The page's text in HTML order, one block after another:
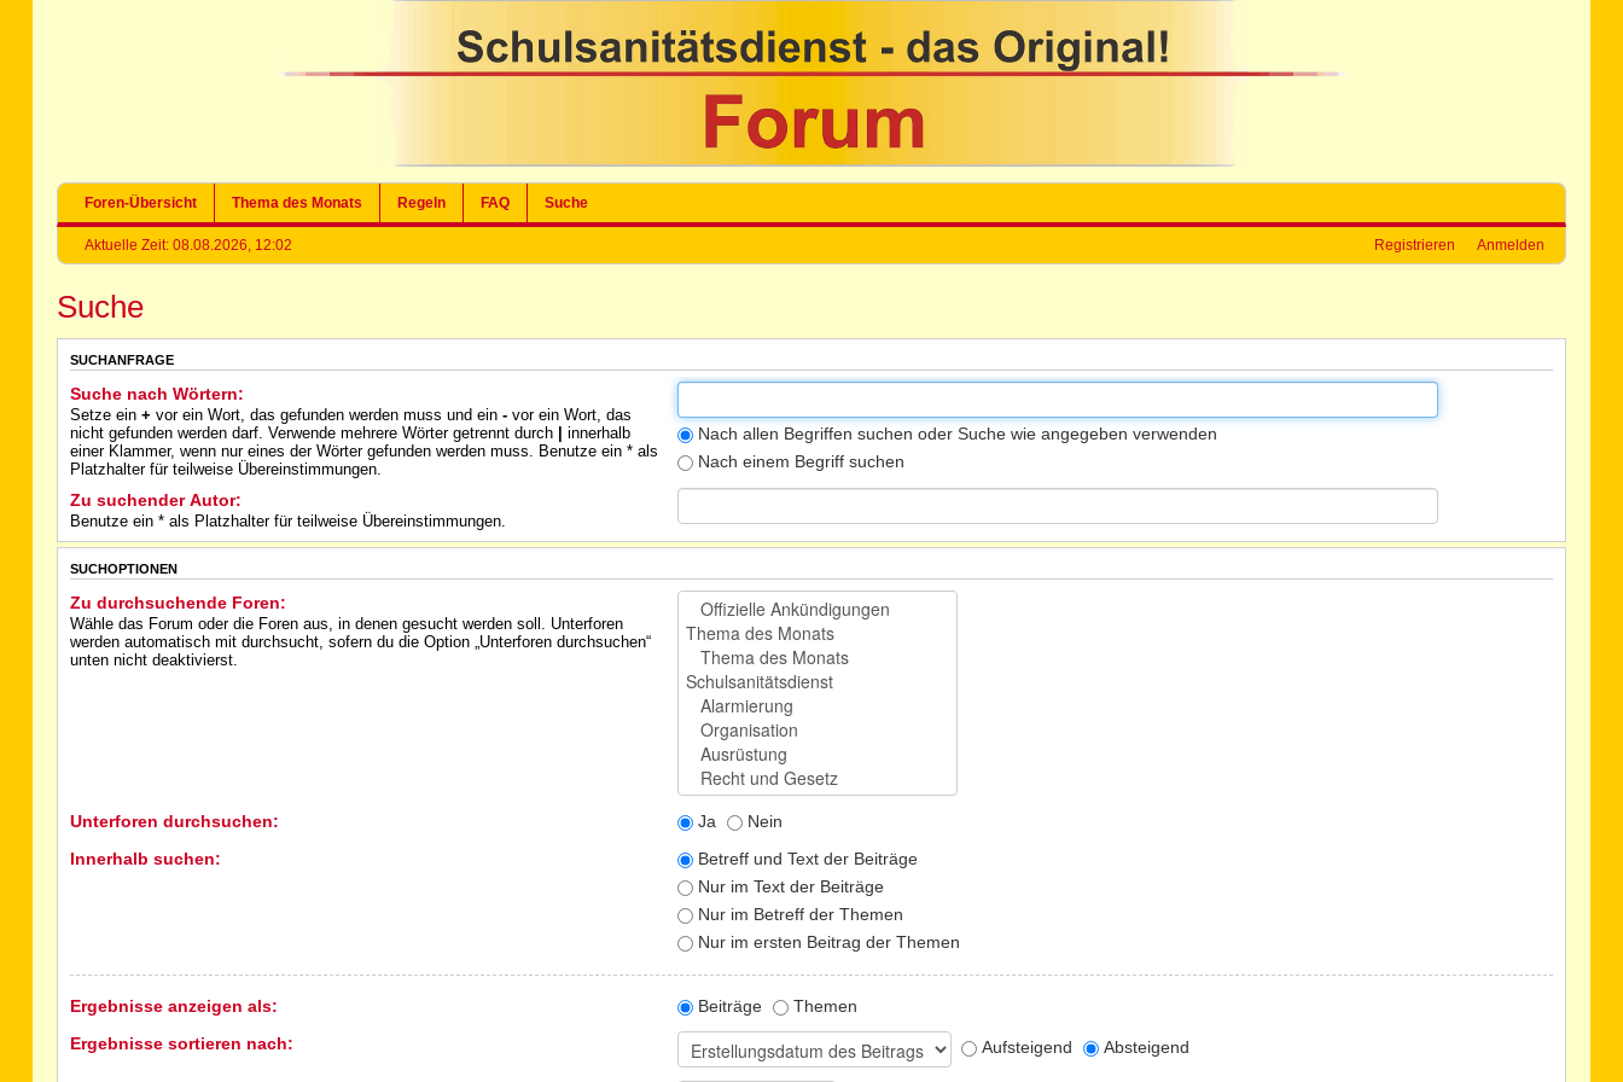
Foren-Übersicht Thema des Monats Regeln FAQ Suche
Aktuelle Zeit: 08.08.2026, 12:02 Registrieren Anmelden
Suche
SUCHANFRAGE
Suche nach Wörtern:
Setze ein+ vor ein Wort, das gefunden werden muss und ein- vor ein Wort, das
nicht gefunden werden darf. Verwende mehrere Wörter getrennt durch
innerhalb
einer Klammer, wenn nur eines der Wörter gefunden werden muss. Benutze ein * als
Platzhalter für teilweise Übereinstimmungen.
Nach allen Begriffen suchen oder Suche wie angegeben verwenden
Nach einem Begriff suchen
Zu suchender Autor:
Benutze ein * als Platzhalter für teilweise Übereinstimmungen.
SUCHOPTIONEN
Zu durchsuchende Foren:
Wähle das Forum oder die Foren aus, in denen gesucht werden soll. Unterforen
werden automatisch mit durchsucht, sofern du die Option „Unterforen durchsuchen“
unten nicht deaktivierst.
Unterforen durchsuchen: Ja
Nein
Innerhalb suchen:
Betreff und Text der Beiträge
Nur im Text der Beiträge
Nur im Betreff der Themen
Nur im ersten Beitrag der Themen
Ergebnisse anzeigen als: Beiträge
Themen
Ergebnisse sortieren nach:
Aufsteigend Absteigend